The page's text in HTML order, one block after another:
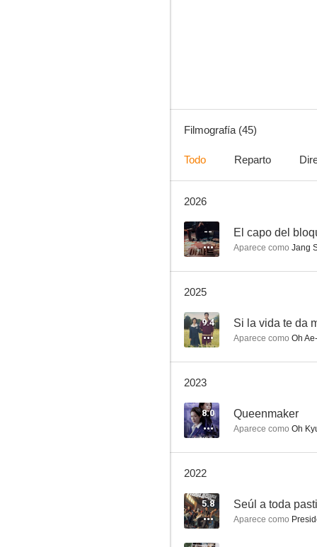
Legend of the Blue Sea
7.8
Filmografía (45)
Todo Reparto
2026
-- El capo del
Aparece como Jang
2025
9.4 Si la vida te da
Aparece como Oh
2023
8.0 Queenmaker
Aparece como Oh
2022
5.8 Seúl a toda
Aparece como